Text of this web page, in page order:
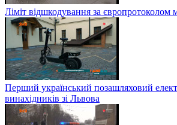
Ліміт відшкодування за європротоколом
Перший український позашляховий
винахідників зі Львова